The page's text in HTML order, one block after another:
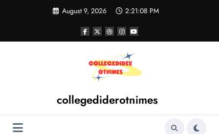
August 9, 2026 2:21:08 PM
collegediderotnimes